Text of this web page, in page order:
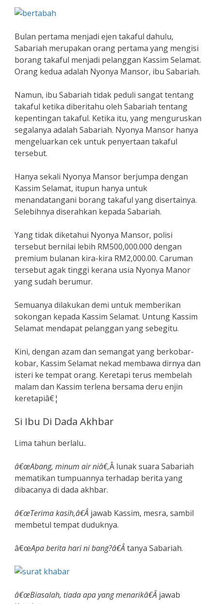
Bulan pertama menjadi ejen takaful dahulu,
Sabariah merupakan orang pertama yang mengisi
borang takaful menjadi pelanggan Kassim Selamat.
Orang kedua adalah Nyonya Mansor, ibu Sabariah.
Namun, ibu Sabariah tidak peduli sangat tentang
takaful ketika diberitahu oleh Sabariah tentang
kepentingan takaful. Ketika itu, yang menguruskan
segalanya adalah Sabariah. Nyonya Mansor hanya
mengeluarkan cek untuk penyertaan takaful
tersebut.
Hanya sekali Nyonya Mansor berjumpa dengan
Kassim Selamat, itupun hanya untuk
menandatangani borang takaful yang disertainya.
Selebihnya diserahkan kepada Sabariah.
Yang tidak diketahui Nyonya Mansor, polisi
tersebut bernilai lebih RM500,000.000 dengan
premium bulanan kira-kira RM2,000.00. Caruman
tersebut agak tinggi kerana usia Nyonya Manor
yang sudah berumur.
Semuanya dilakukan demi untuk memberikan
sokongan kepada Kassim Selamat. Untung Kassim
Selamat mendapat pelanggan yang sebegitu.
Kini, dengan azam dan semangat yang berkobar-
kobar, Kassim Selamat nekad membawa dirnya dan
isteri ke tempat orang. Keretapi terus membelah
malam dan Kassim terlena bersama deru enjin
keretapiâ€¦
Si Ibu Di Dada Akhbar
Lima tahun berlalu..
â€œAbang, minum air niâ€,Â lunak suara Sabariah
mematikan tumpuannya terhadap berita yang
dibacanya di dada akhbar.
â€œTerima kasih,â€Â jawab Kassim, mesra, sambil
membetul tempat duduknya.
â€œApa berita hari ni bang?â€Âtanya Sabariah.
â€œBiasalah, tiada apa yang menarikâ€Â jawab